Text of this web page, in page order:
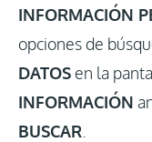
INFORMACIÓN
opciones de
DATOSen la
INFORMACIÓN
BUSCAR